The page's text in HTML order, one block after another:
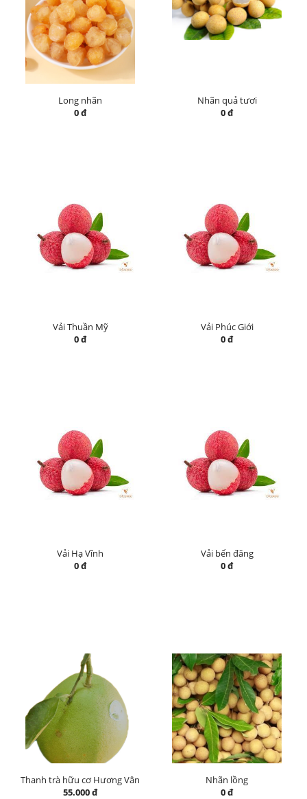
Long nhãn
0 đ
Nhãn quả tươi
0 đ
Vải Thuần Mỹ
0 đ
Vải Phúc Giới
0 đ
Vải Hạ Vĩnh
0 đ
Vải bến đăng
0 đ
Thanh trà hữu cơ Hương Vân
55.000 đ
Nhãn lồng
0 đ